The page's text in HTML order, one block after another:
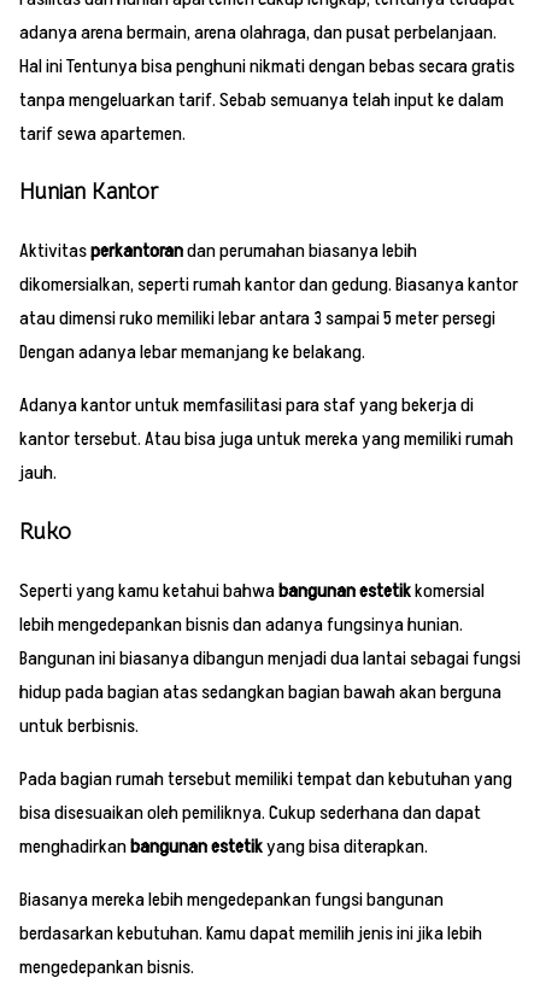
adanya arena bermain, arena olahraga, dan pusat perbelanjaan.
Hal ini Tentunya bisa penghuni nikmati dengan bebas secara gratis
tanpa mengeluarkan tarif. Sebab semuanya telah input ke dalam
tarif sewa apartemen.
Hunian Kantor
Aktivitasperkantorandan perumahan biasanya lebih
dikomersialkan, seperti rumah kantor dan gedung. Biasanya kantor
atau dimensi ruko memiliki lebar antara 3 sampai 5 meter persegi
Dengan adanya lebar memanjang ke belakang.
Adanya kantor untuk memfasilitasi para staf yang bekerja di
kantor tersebut. Atau bisa juga untuk mereka yang memiliki rumah
jauh.
Ruko
Seperti yang kamu ketahui bahwabangunan estetikkomersial
lebih mengedepankan bisnis dan adanya fungsinya hunian.
Bangunan ini biasanya dibangun menjadi dua lantai sebagai fungsi
hidup pada bagian atas sedangkan bagian bawah akan berguna
untuk berbisnis.
Pada bagian rumah tersebut memiliki tempat dan kebutuhan yang
bisa disesuaikan oleh pemiliknya. Cukup sederhana dan dapat
menghadirkanbangunan estetikyang bisa diterapkan.
Biasanya mereka lebih mengedepankan fungsi bangunan
berdasarkan kebutuhan. Kamu dapat memilih jenis ini jika lebih
mengedepankan bisnis.